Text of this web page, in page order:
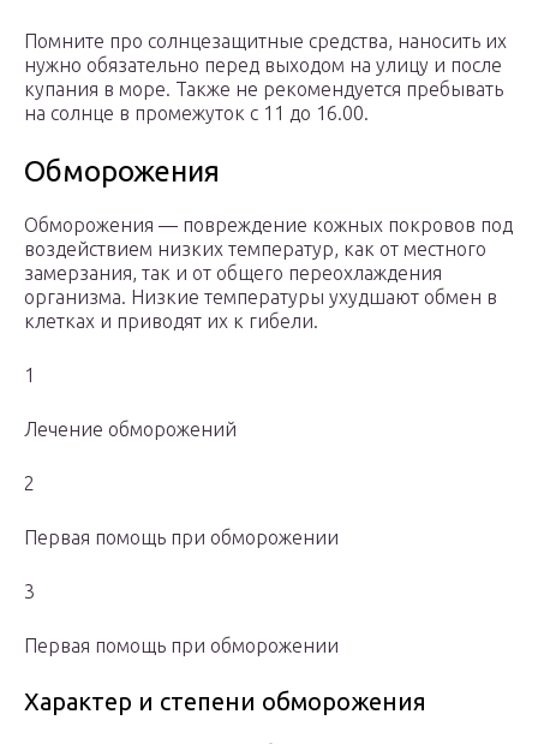
Помните про солнцезащитные средства, наносить их
нужно обязательно перед выходом на улицу и после
купания в море. Также не рекомендуется пребывать
на солнце в промежуток с 11 до 16.00.
Обморожения
Обморожения — повреждение кожных покровов под
воздействием низких температур, как от местного
замерзания, так и от общего переохлаждения
организма. Низкие температуры ухудшают обмен в
клетках и приводят их к гибели.
1
Лечение обморожений
2
Первая помощь при обморожении
3
Первая помощь при обморожении
Характер и степени обморожения